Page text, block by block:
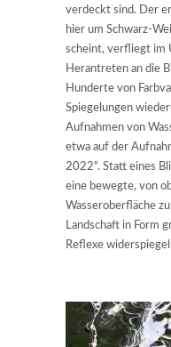
verdeckt sind. Der
hier um Schwarz-
scheint, verfliegt im
Herantreten an die
Hunderte von
Spiegelungen
Aufnahmen von
etwa auf der
2022“. Statt eines
eine bewegte, von
Wasseroberfläche
Landschaft in Form
Reflexe